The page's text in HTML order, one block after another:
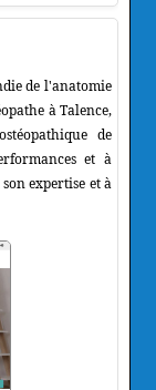
de l'anatomie
à Talence,
de
et à
expertise et à